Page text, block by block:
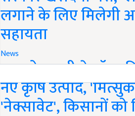
लगाने के लिए मिलेगी
सहायता
News
इफको-एमसी ने लॉन्च
नए कृषि उत्पाद,
'नेक्सावेट', किसानों को